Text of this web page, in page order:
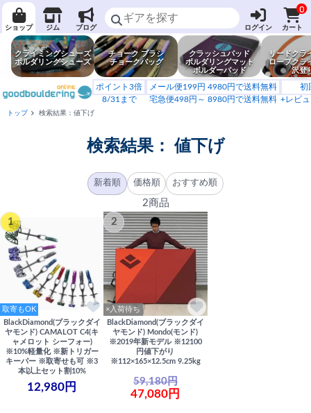
ショップ ジム ブログ ログイン
0
カート
クライミングシューズ
ボルダリングシューズ
チョーク ブラシ
チョークバッグ
クラッシュパッド
ボルダリングマット
ボルダーパッド
リードクラ
ロープクラ
沢登
ポイント3倍
8/31まで
メール便199円 4980円で送料無料
宅急便498円～ 8980円で送料無料
初
+レビ
トップ 検索結果：値下げ
検索結果：値下げ
新着順 価格順 おすすめ順
2商品
1
取寄もOK
BlackDiamond(ブラックダイ
ヤモンド) CAMALOT C4(キ
ャメロット シーフォー)
※10%軽量化 ※新トリガー
キーパー ※取寄せも可 ※3
本以上セット割10%
12,980円
2
×入荷待ち
BlackDiamond(ブラックダイ
ヤモンド) Mondo(モンド)
※2019年新モデル ※12100
円値下がり
※112×165×12.5cm 9.25kg
59,180円
47,080円